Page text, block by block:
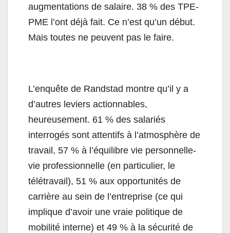
augmentations de salaire. 38 % des TPE-
PME l’ont déjà fait. Ce n’est qu’un début.
Mais toutes ne peuvent pas le faire.
L’enquête de Randstad montre qu’il y a
d’autres leviers actionnables,
heureusement. 61 % des salariés
interrogés sont attentifs à l’atmosphère de
travail, 57 % à l’équilibre vie personnelle-
vie professionnelle (en particulier, le
télétravail), 51 % aux opportunités de
carrière au sein de l’entreprise (ce qui
implique d’avoir une vraie politique de
mobilité interne) et 49 % à la sécurité de